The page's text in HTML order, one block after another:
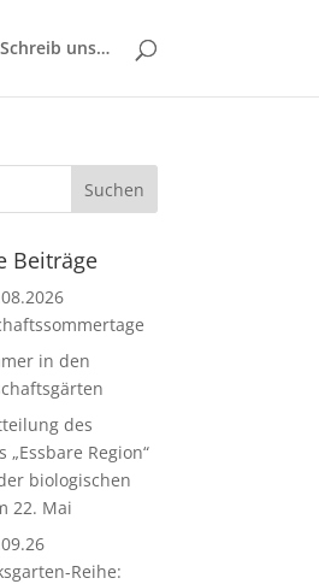
Schreib uns…
Beiträge
in den
des
„Essbare Region“
biologischen
22. Mai
Reihe: